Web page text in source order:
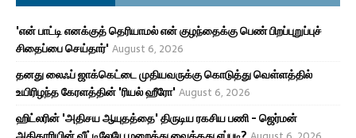
'என் பாட்டி எனக்குத் தெரியாமல் என் குழந்தைக்கு பெண் பிறப்புறுப்புச்
சிதைப்பை செய்தார்'August 6, 2026
தனது லைஃப் ஜாக்கெட்டை முதியவருக்கு கொடுத்து வெள்ளத்தில்
உயிரிழந்த கேரளத்தின் 'ரியல் ஹீரோ'August 6, 2026
ஹிட்லரின் 'அதிசய ஆயுதத்தை' திருடிய ரகசிய பணி - ஜெர்மன்